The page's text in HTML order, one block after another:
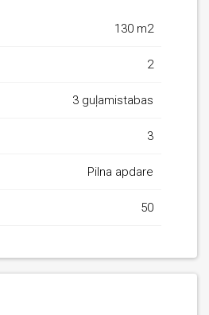
130 m2
2
3 guļamistabas
3
Pilna apdare
50